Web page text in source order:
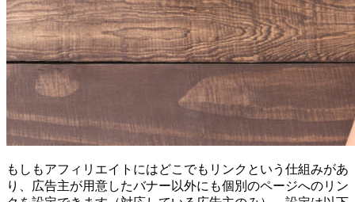
もしもアフィリエイトにはどこでもリンクという仕組みがあ
り、広告主が用意したバナー以外にも個別のページへのリン